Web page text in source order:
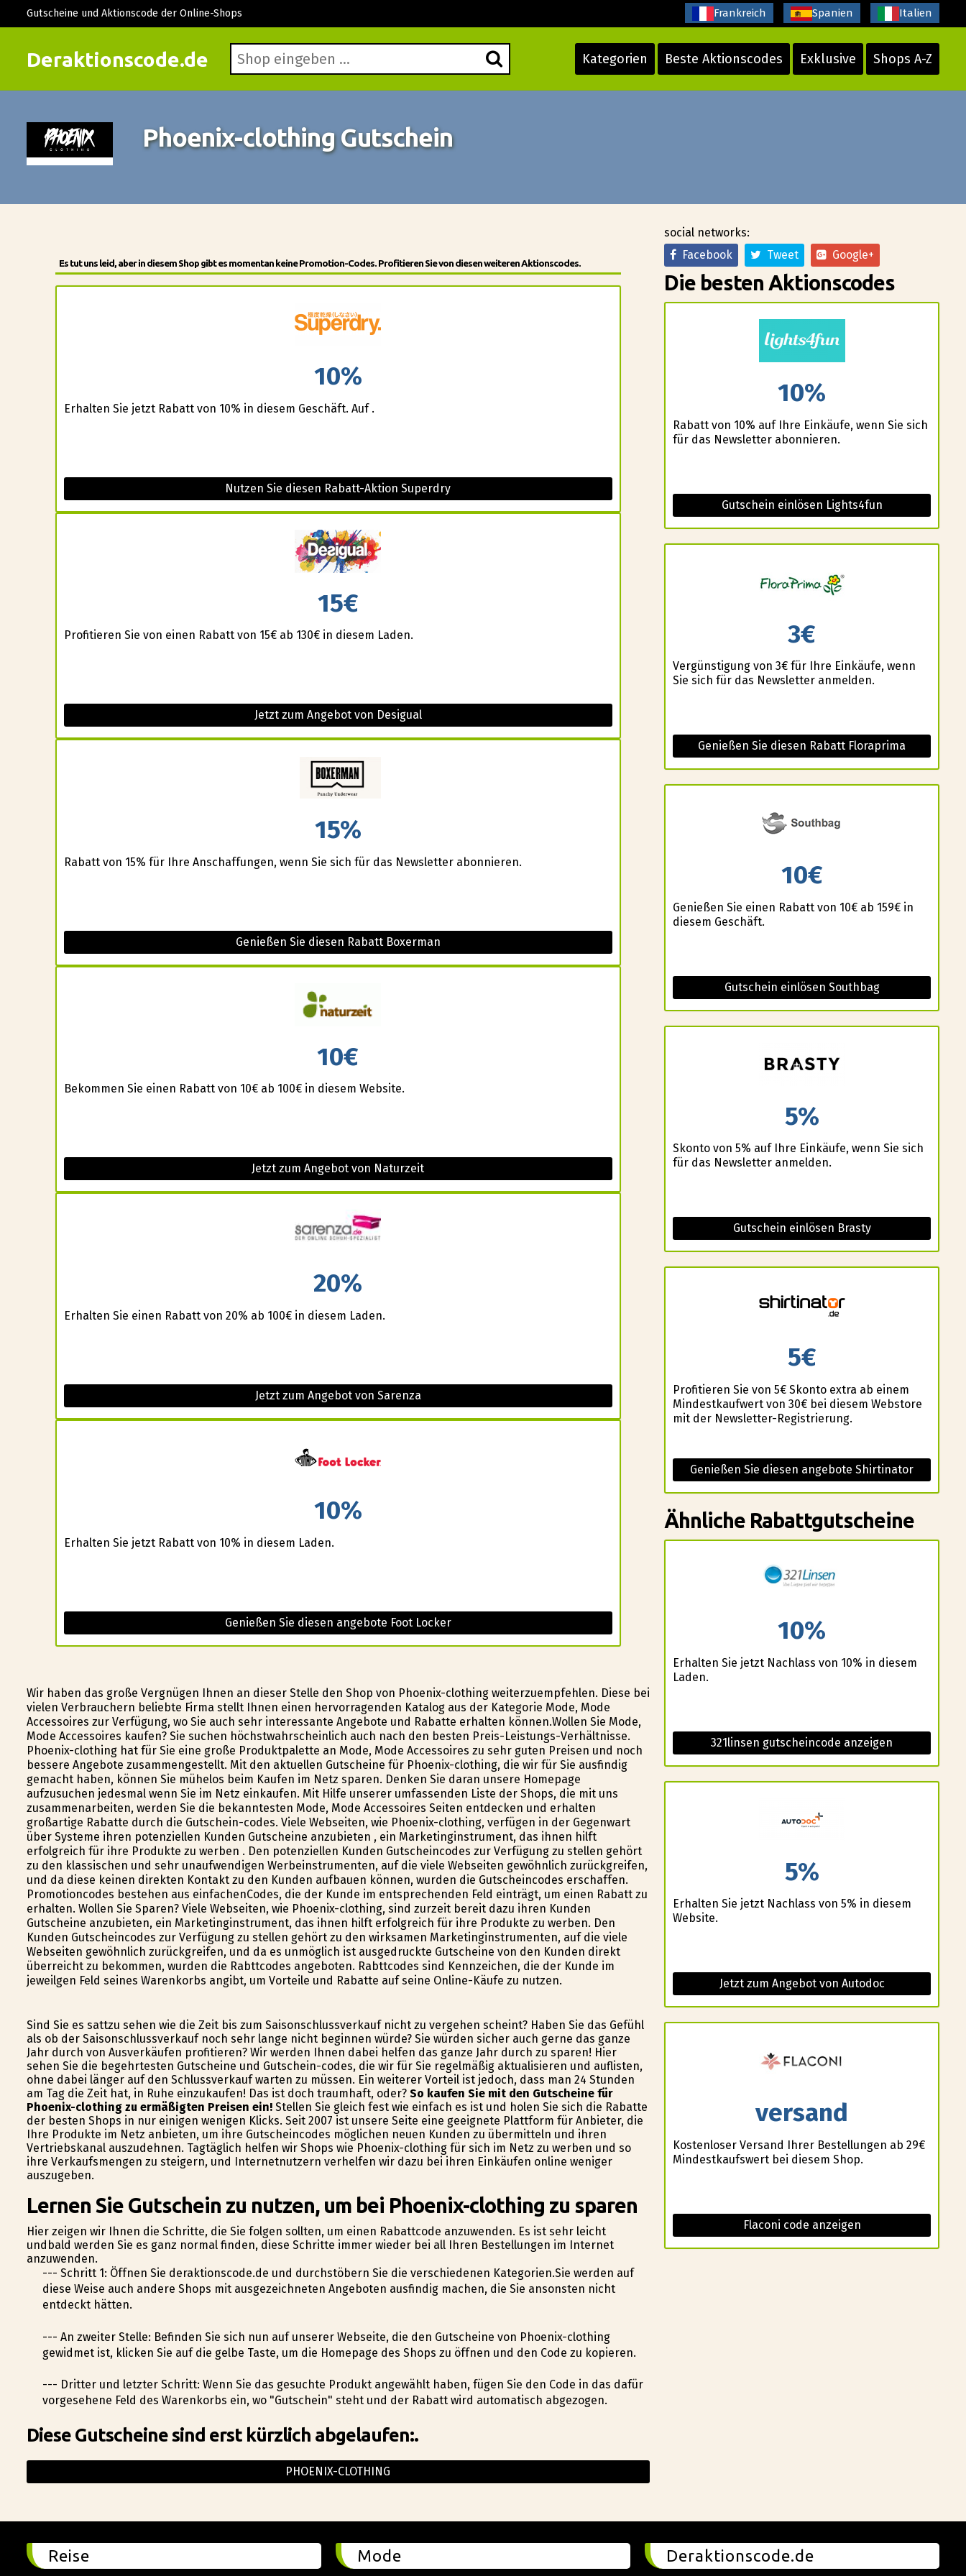
Deraktionscode.de Kategorien Beste Aktionscodes Exklusive Shops A-Z
Gutscheine und Aktionscode der Online-Shops Frankreich Spanien Italien
Phoenix-clothing Gutschein
Es tut uns leid, aber in diesem Shop gibt es momentan keine Promotion-Codes. Profitieren Sie von diesen weiteren Aktionscodes.
10%
Erhalten Sie jetzt Rabatt von 10% in diesem Geschäft. Auf .
Nutzen Sie diesen Rabatt-Aktion Superdry
15€
Profitieren Sie von einen Rabatt von 15€ ab 130€ in diesem Laden.
Jetzt zum Angebot von Desigual
15%
Rabatt von 15% für Ihre Anschaffungen, wenn Sie sich für das Newsletter abonnieren.
Genießen Sie diesen Rabatt Boxerman
10€
Bekommen Sie einen Rabatt von 10€ ab 100€ in diesem Website.
Jetzt zum Angebot von Naturzeit
20%
Erhalten Sie einen Rabatt von 20% ab 100€ in diesem Laden.
Jetzt zum Angebot von Sarenza
10%
Erhalten Sie jetzt Rabatt von 10% in diesem Laden.
Genießen Sie diesen angebote Foot Locker
Wir haben das große Vergnügen Ihnen an dieser Stelle den Shop von Phoenix-clothing weiterzuempfehlen. Diese bei
vielen Verbrauchern beliebte Firma stellt Ihnen einen hervorragenden Katalog aus der Kategorie Mode, Mode
Accessoires zur Verfügung, wo Sie auch sehr interessante Angebote und Rabatte erhalten können.Wollen Sie Mode,
Mode Accessoires kaufen? Sie suchen höchstwahrscheinlich auch nach den besten Preis-Leistungs-Verhältnisse.
Phoenix-clothing hat für Sie eine große Produktpalette an Mode, Mode Accessoires zu sehr guten Preisen und noch
bessere Angebote zusammengestellt. Mit den aktuellen Gutscheine für Phoenix-clothing, die wir für Sie ausfindig
gemacht haben, können Sie mühelos beim Kaufen im Netz sparen. Denken Sie daran unsere Homepage
aufzusuchen jedesmal wenn Sie im Netz einkaufen. Mit Hilfe unserer umfassenden Liste der Shops, die mit uns
zusammenarbeiten, werden Sie die bekanntesten Mode, Mode Accessoires Seiten entdecken und erhalten
großartige Rabatte durch die Gutschein-codes. Viele Webseiten, wie Phoenix-clothing, verfügen in der Gegenwart
über Systeme ihren potenziellen Kunden Gutscheine anzubieten , ein Marketinginstrument, das ihnen hilft
erfolgreich für ihre Produkte zu werben . Den potenziellen Kunden Gutscheincodes zur Verfügung zu stellen gehört
zu den klassischen und sehr unaufwendigen Werbeinstrumenten, auf die viele Webseiten gewöhnlich zurückgreifen,
und da diese keinen direkten Kontakt zu den Kunden aufbauen können, wurden die Gutscheincodes erschaffen.
Promotioncodes bestehen aus einfachenCodes, die der Kunde im entsprechenden Feld einträgt, um einen Rabatt zu
erhalten. Wollen Sie Sparen? Viele Webseiten, wie Phoenix-clothing, sind zurzeit bereit dazu ihren Kunden
Gutscheine anzubieten, ein Marketinginstrument, das ihnen hilft erfolgreich für ihre Produkte zu werben. Den
Kunden Gutscheincodes zur Verfügung zu stellen gehört zu den wirksamen Marketinginstrumenten, auf die viele
Webseiten gewöhnlich zurückgreifen, und da es unmöglich ist ausgedruckte Gutscheine von den Kunden direkt
überreicht zu bekommen, wurden die Rabttcodes angeboten. Rabttcodes sind Kennzeichen, die der Kunde im
jeweilgen Feld seines Warenkorbs angibt, um Vorteile und Rabatte auf seine Online-Käufe zu nutzen.
Sind Sie es sattzu sehen wie die Zeit bis zum Saisonschlussverkauf nicht zu vergehen scheint? Haben Sie das Gefühl
als ob der Saisonschlussverkauf noch sehr lange nicht beginnen würde? Sie würden sicher auch gerne das ganze
Jahr durch von Ausverkäufen profitieren? Wir werden Ihnen dabei helfen das ganze Jahr durch zu sparen! Hier
sehen Sie die begehrtesten Gutscheine und Gutschein-codes, die wir für Sie regelmäßig aktualisieren und auflisten,
ohne dabei länger auf den Schlussverkauf warten zu müssen. Ein weiterer Vorteil ist jedoch, dass man 24 Stunden
am Tag die Zeit hat, in Ruhe einzukaufen! Das ist doch traumhaft, oder? So kaufen Sie mit den Gutscheine für
Phoenix-clothing zu ermäßigten Preisen ein!Stellen Sie gleich fest wie einfach es ist und holen Sie sich die Rabatte
der besten Shops in nur einigen wenigen Klicks. Seit 2007 ist unsere Seite eine geeignete Plattform für Anbieter, die
Ihre Produkte im Netz anbieten, um ihre Gutscheincodes möglichen neuen Kunden zu übermitteln und ihren
Vertriebskanal auszudehnen. Tagtäglich helfen wir Shops wie Phoenix-clothing für sich im Netz zu werben und so
ihre Verkaufsmengen zu steigern, und Internetnutzern verhelfen wir dazu bei ihren Einkäufen online weniger
auszugeben.
Lernen Sie Gutschein zu nutzen, um bei Phoenix-clothing zu sparen
Hier zeigen wir Ihnen die Schritte, die Sie folgen sollten, um einen Rabattcode anzuwenden. Es ist sehr leicht
undbald werden Sie es ganz normal finden, diese Schritte immer wieder bei all Ihren Bestellungen im Internet
anzuwenden.
--- Schritt 1: Öffnen Sie deraktionscode.de und durchstöbern Sie die verschiedenen Kategorien.Sie werden auf
diese Weise auch andere Shops mit ausgezeichneten Angeboten ausfindig machen, die Sie ansonsten nicht
entdeckt hätten.
--- An zweiter Stelle: Befinden Sie sich nun auf unserer Webseite, die den Gutscheine von Phoenix-clothing
gewidmet ist, klicken Sie auf die gelbe Taste, um die Homepage des Shops zu öffnen und den Code zu kopieren.
--- Dritter und letzter Schritt: Wenn Sie das gesuchte Produkt angewählt haben, fügen Sie den Code in das dafür
vorgesehene Feld des Warenkorbs ein, wo "Gutschein" steht und der Rabatt wird automatisch abgezogen.
Diese Gutscheine sind erst kürzlich abgelaufen:.
PHOENIX-CLOTHING
social networks:
Facebook
Tweet Google+
Die besten Aktionscodes
10%
Rabatt von 10% auf Ihre Einkäufe, wenn Sie sich
für das Newsletter abonnieren.
Gutschein einlösen Lights4fun
3€
Vergünstigung von 3€ für Ihre Einkäufe, wenn
Sie sich für das Newsletter anmelden.
Genießen Sie diesen Rabatt Floraprima
10€
Genießen Sie einen Rabatt von 10€ ab 159€ in
diesem Geschäft.
Gutschein einlösen Southbag
5%
Skonto von 5% auf Ihre Einkäufe, wenn Sie sich
für das Newsletter anmelden.
Gutschein einlösen Brasty
5€
Profitieren Sie von 5€ Skonto extra ab einem
Mindestkaufwert von 30€ bei diesem Webstore
mit der Newsletter-Registrierung.
Genießen Sie diesen angebote Shirtinator
Ähnliche Rabattgutscheine
10%
Erhalten Sie jetzt Nachlass von 10% in diesem
Laden.
321linsen gutscheincode anzeigen
5%
Erhalten Sie jetzt Nachlass von 5% in diesem
Website.
Jetzt zum Angebot von Autodoc
versand
Kostenloser Versand Ihrer Bestellungen ab 29€
Mindestkaufswert bei diesem Shop.
Flaconi code anzeigen
Reise Mode Deraktionscode.de